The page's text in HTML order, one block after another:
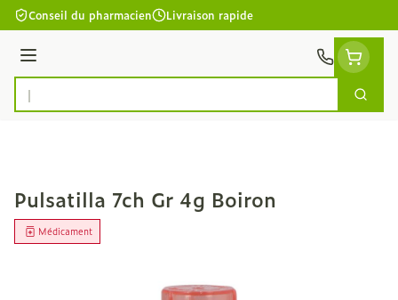
Aller au contenu
Conseil du pharmacien Livraison rapide
Menu
Rechercher
Pulsatilla 7ch Gr 4g Boiron
Médicament